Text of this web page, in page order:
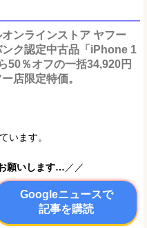
ンラインストア ヤフー
ンク認定中古品「iPhone 1
50％オフの一括34,920円
店限定特価。
います。
願いします… ／／
Googleニュースで
記事を購読